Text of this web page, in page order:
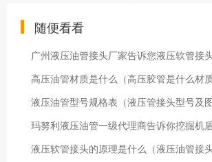
随便看看
广州液压油管接头厂家告诉您液压软管接
高压油管材质是什么（高压胶管是什么材质
液压油管型号规格表（液压管接头型号及图
液压软管接头的原理是什么（液压油管接